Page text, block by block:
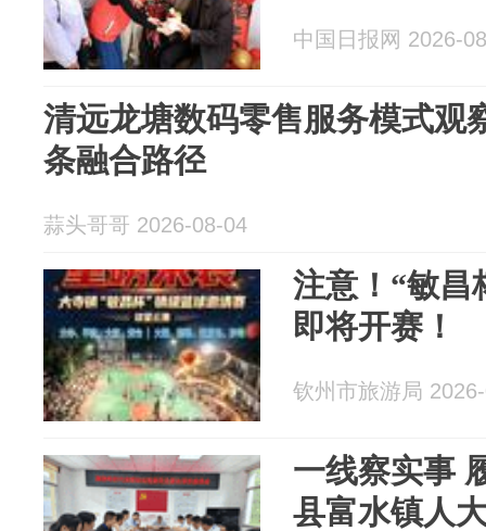
中国日报网 2026-
清远龙塘数码零售服务模式观
条融合路径
蒜头哥哥 2026-08-04
注意！“敏昌
即将开赛！
钦州市旅游局
一线察实事
县富水镇人